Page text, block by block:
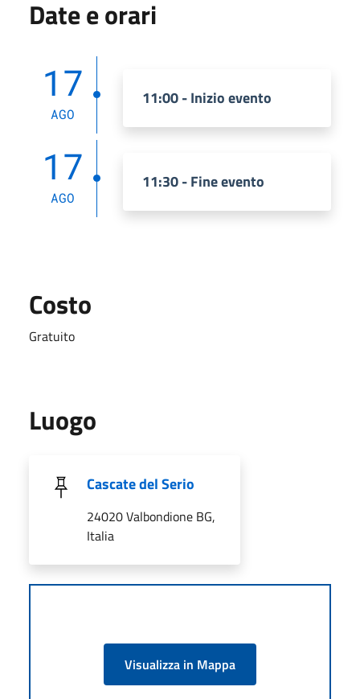
Date e orari
17
AGO
11:00 - Inizio evento
17
AGO
11:30 - Fine evento
Costo
Gratuito
Luogo
Cascate del Serio
24020 Valbondione BG,
Italia
Visualizza in Mappa